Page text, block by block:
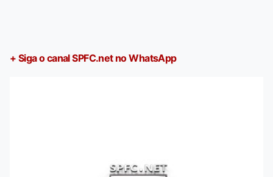
+ Siga o canal SPFC.net no WhatsApp